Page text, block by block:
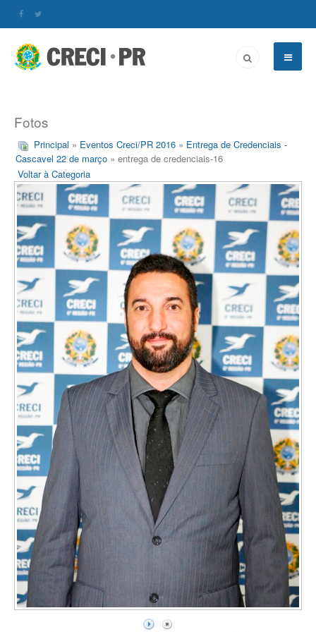
Fotos
Principal » Eventos Creci/PR 2016 » Entrega de Credenciais -
Cascavel 22 de março » entrega de credenciais-16
Voltar à Categoria